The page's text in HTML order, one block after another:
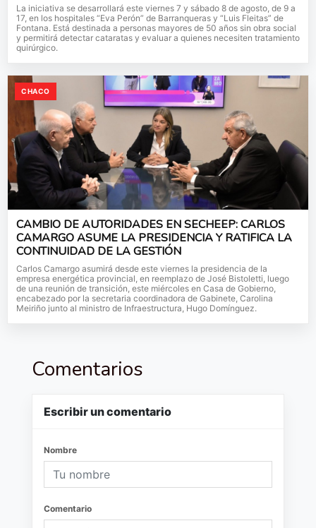
La iniciativa se desarrollará este viernes 7 y sábado 8 de agosto, de 9 a
17, en los hospitales “Eva Perón” de Barranqueras y “Luis Fleitas” de
Fontana. Está destinada a personas mayores de 50 años sin obra social
y permitirá detectar cataratas y evaluar a quienes necesiten tratamiento
quirúrgico.
CHACO
CAMBIO DE AUTORIDADES EN SECHEEP: CARLOS
CAMARGO ASUME LA PRESIDENCIA Y RATIFICA LA
CONTINUIDAD DE LA GESTIÓN
Carlos Camargo asumirá desde este viernes la presidencia de la
empresa energética provincial, en reemplazo de José Bistoletti, luego
de una reunión de transición, este miércoles en Casa de Gobierno,
encabezado por la secretaria coordinadora de Gabinete, Carolina
Meiriño junto al ministro de Infraestructura, Hugo Domínguez.
Comentarios
Escribir un comentario
Nombre
Comentario